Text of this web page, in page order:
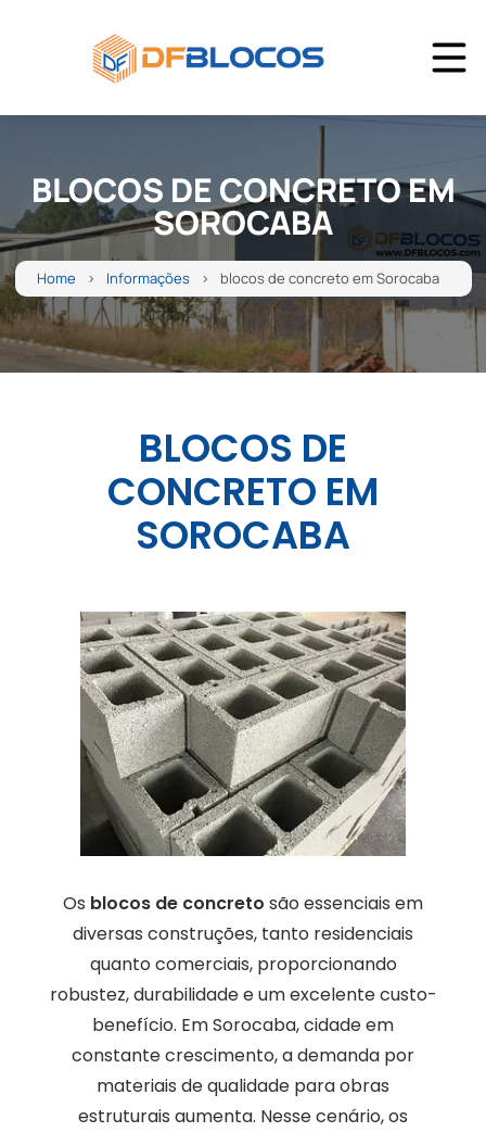
BLOCOS DE CONCRETO EM
SOROCABA
Home Informações blocos de concreto em Sorocaba
BLOCOS DE
CONCRETO EM
SOROCABA
Os blocos de concreto são essenciais em
diversas construções, tanto residenciais
quanto comerciais, proporcionando
robustez, durabilidade e um excelente custo-
benefício. Em Sorocaba, cidade em
constante crescimento, a demanda por
materiais de qualidade para obras
estruturais aumenta. Nesse cenário, os